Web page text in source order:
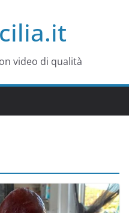
video di qualità